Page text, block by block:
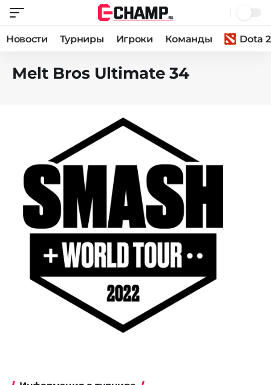
Новости Турниры Игроки Команды Dota 2
Melt Bros Ultimate 34